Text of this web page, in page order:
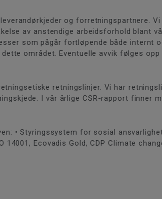
og forretningspartnere. Vi
av anstendige arbeidsforhold blant
som pågår fortløpende både internt
området. Eventuelle avvik følges
retningslinjer. Vi har
I vår årlige CSR-rapport finner
• Styringssystem for sosial
Ecovadis Gold, CDP Climate